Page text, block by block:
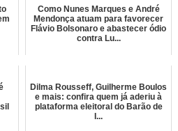
Como Nunes Marques e André
Mendonça atuam para favorecer
Flávio Bolsonaro e abastecer ódio
contra Lu...
Dilma Rousseff, Guilherme Boulos
e mais: confira quem já aderiu à
plataforma eleitoral do Barão de
I...